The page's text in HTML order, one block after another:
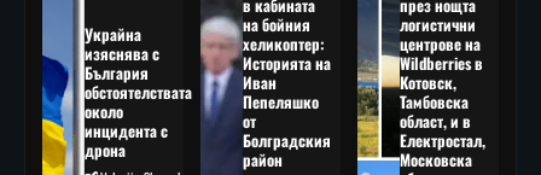
Украйна
изяснява с
България
обстоятелствата
около
инцидента с
дрона
в кабината
на бойния
хеликоптер:
Историята на
Иван
Пепеляшко
от
Болградския
район
през нощта
логистични
центрове на
Wildberries в
Котовск,
Тамбовска
област, и в
Електростал,
Московска